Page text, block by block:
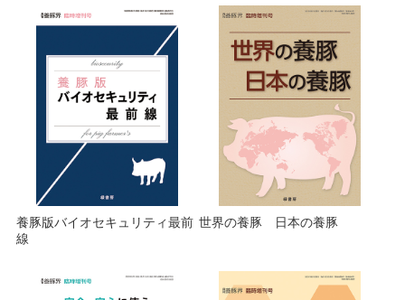
養豚版バイオセキュリティ最前
線
世界の養豚 日本の養豚